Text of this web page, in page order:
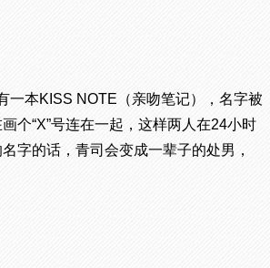
一本KISS NOTE（亲吻笔记），名字被
个“X”号连在一起，这样两人在24小时
字的话，青司会变成一辈子的处男，